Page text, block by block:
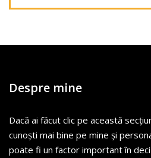
Despre mine
Dacă ai făcut clic pe această
cunoști mai bine pe mine și
poate fi un factor important în